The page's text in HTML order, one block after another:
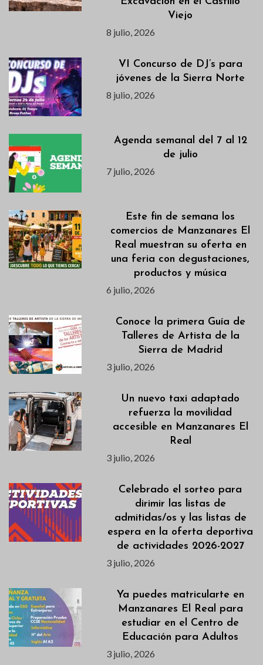
Viejo
8 julio, 2026
VI Concurso de DJ’s para
jóvenes de la Sierra Norte
8 julio, 2026
Agenda semanal del 7 al 12
de julio
7 julio, 2026
Este fin de semana los
comercios de Manzanares El
Real muestran su oferta en
una feria con degustaciones,
productos y música
6 julio, 2026
Conoce la primera Guía de
Talleres de Artista de la
Sierra de Madrid
3 julio, 2026
Un nuevo taxi adaptado
refuerza la movilidad
accesible en Manzanares El
Real
3 julio, 2026
Celebrado el sorteo para
dirimir las listas de
admitidas/os y las listas de
espera en la oferta deportiva
de actividades 2026-2027
3 julio, 2026
Ya puedes matricularte en
Manzanares El Real para
estudiar en el Centro de
Educación para Adultos
3 julio, 2026